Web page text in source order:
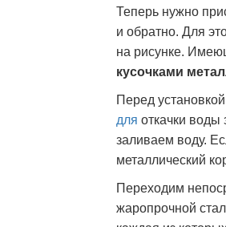
Теперь нужно
и обратно. Для
на рисунке.
кусочками
Перед
для откачки воды
заливаем воду.
металлический
Переходим
жаропрочной